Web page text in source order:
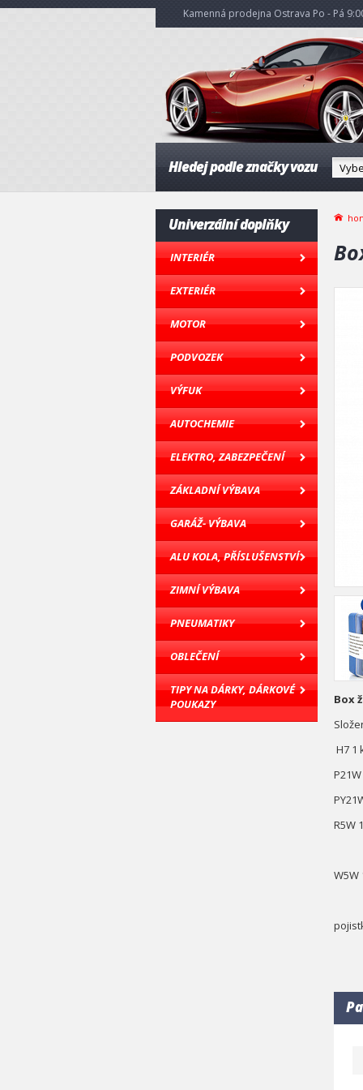
Kamenná prodejna Ostrava Po - Pá
Hledej podle značky vozu
Univerzální doplňky
INTERIÉR
EXTERIÉR
MOTOR
PODVOZEK
VÝFUK
AUTOCHEMIE
ELEKTRO, ZABEZPEČENÍ
ZÁKLADNÍ VÝBAVA
GARÁŽ- VÝBAVA
ALU KOLA, PŘÍSLUŠENSTVÍ
ZIMNÍ VÝBAVA
PNEUMATIKY
OBLEČENÍ
TIPY NA DÁRKY, DÁRKOVÉ
POUKAZY
Box
H7 1
R5W
W5W